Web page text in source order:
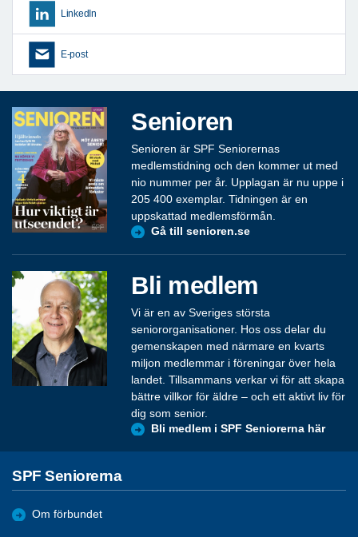
LinkedIn
E-post
Senioren
Senioren är SPF Seniorernas
medlemstidning och den kommer ut med
nio nummer per år. Upplagan är nu uppe i
205 400 exemplar. Tidningen är en
uppskattad medlemsförmån.
Gå till senioren.se
Bli medlem
Vi är en av Sveriges största
seniororganisationer. Hos oss delar du
gemenskapen med närmare en kvarts
miljon medlemmar i föreningar över hela
landet. Tillsammans verkar vi för att skapa
bättre villkor för äldre – och ett aktivt liv för
dig som senior.
Bli medlem i SPF Seniorerna här
SPF Seniorerna
Om förbundet